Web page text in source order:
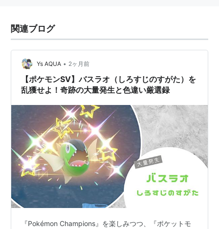
関連ブログ
Ys AQUA • 2ヶ月前
【ポケモンSV】バスラオ（しろすじのすがた）を
乱獲せよ！奇跡の大量発生と色違い厳選録
『Pokémon Champions』を楽しみつつ、『ポケットモ